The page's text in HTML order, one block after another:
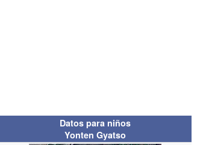
Datos para niños
Yonten Gyatso